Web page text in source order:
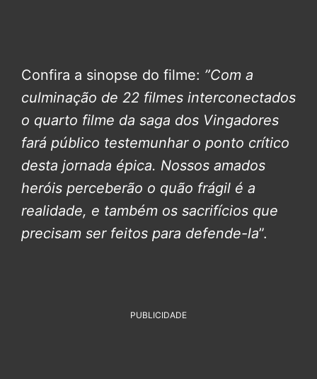
Confira a sinopse do filme: ”Com a
culminação de 22 filmes interconectados
o quarto filme da saga dos Vingadores
fará público testemunhar o ponto crítico
desta jornada épica. Nossos amados
heróis perceberão o quão frágil é a
realidade, e também os sacrifícios que
precisam ser feitos para defende-la”.
PUBLICIDADE